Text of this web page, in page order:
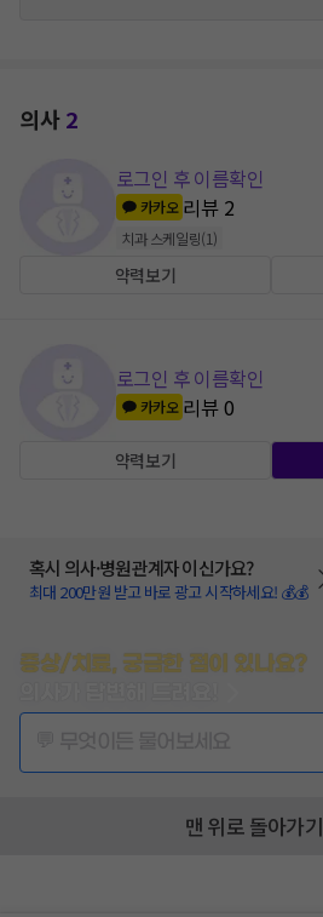
의사2
로그인 후 이름확인
카카오 리뷰 2
치과 스케일링(1)
약력보기
로그인 후 이름확인
카카오 리뷰0
약력보기
혹시 의사·병원관계자 이신가요?
최대 200만원 받고 바로 광고 시작하세요! 💰💰
증상/치료, 궁금한 점이 있나요?
맨 위로 돌아가기